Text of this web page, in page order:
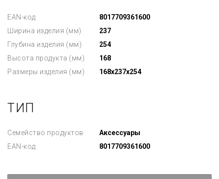
EAN-код
8017709361600
Ширина изделия (мм)
237
Глубина изделия (мм)
254
Высота продукта (мм)
168
Размеры изделия (мм)
168x237x254
ТИП
Семейство продуктов
Аксессуары
EAN-код
8017709361600